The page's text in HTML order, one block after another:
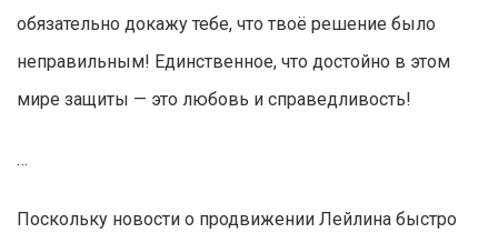
обязательно докажу тебе, что твоё решение было
неправильным! Единственное, что достойно в этом
мире защиты — это любовь и справедливость!
…
Поскольку новости о продвижении Лейлина быстро